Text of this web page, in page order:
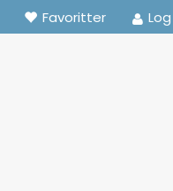
Favoritter